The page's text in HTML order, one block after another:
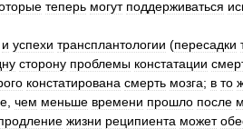
теперь могут поддерживаться
и успехи трансплантологии (пересадки
сторону проблемы констатации
констатирована смерть мозга; в то
чем меньше времени прошло после
жизни реципиента может